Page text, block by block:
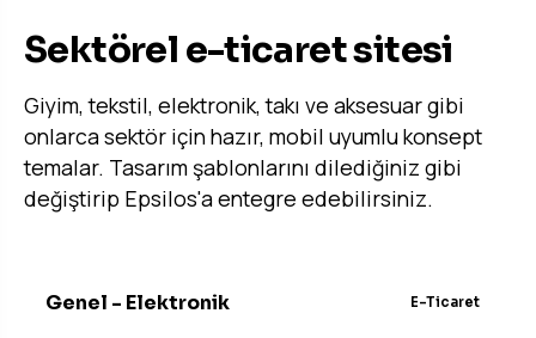
Sektörel e-ticaret sitesi
Giyim, tekstil, elektronik, takı ve aksesuar gibi
onlarca sektör için hazır, mobil uyumlu konsept
temalar. Tasarım şablonlarını dilediğiniz gibi
değiştirip Epsilos'a entegre edebilirsiniz.
Genel - Elektronik E-Ticaret